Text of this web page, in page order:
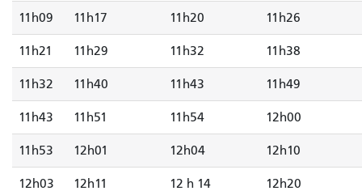
11h09 11h17 11h20 11h26
11h21 11h29 11h32 11h38
11h32 11h40 11h43 11h49
11h43 11h51 11h54 12h00
11h53 12h01 12h04 12h10
12h03 12h11 12 h 14 12h20